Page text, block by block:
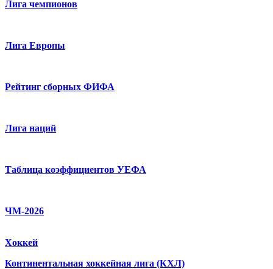
Лига чемпионов
Лига Европы
Рейтинг сборных ФИФА
Лига наций
Таблица коэффициентов УЕФА
ЧМ-2026
Хоккей
Континентальная хоккейная лига (КХЛ)